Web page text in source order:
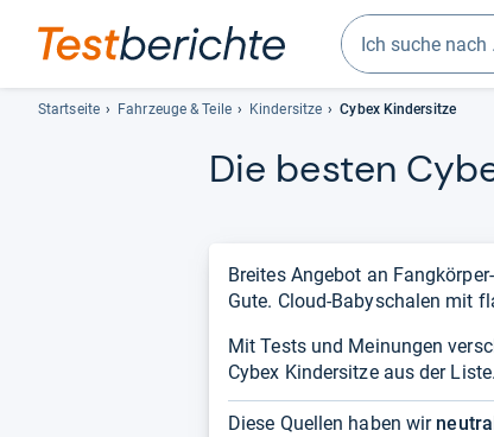
Geben
Sie
drei
Zeichen
erscheinen
automatisch
lassen
sich
mit
den
Startseite Fahrzeuge & Teile Kindersitze Cybex Kindersitze
Die bes­ten
Breites Angebot an
Gute. Cloud-Babyschalen mit
Mit Tests und Meinungen
Cybex Kindersitze aus der Liste.
Diese Quellen haben wir